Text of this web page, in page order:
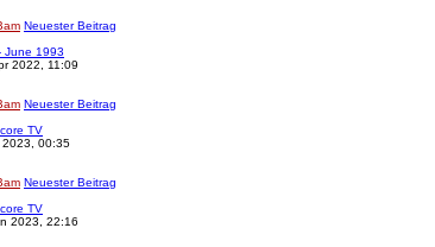
Neuester Beitrag
June 1993
2022, 11:09
Neuester Beitrag
TV
00:35
Neuester Beitrag
TV
2023, 22:16